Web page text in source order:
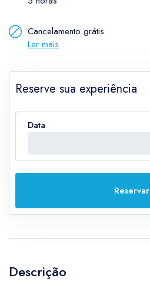
Cancelamento grátis
Ler mais
Reserve sua experiência
Data
Reservar
Descrição